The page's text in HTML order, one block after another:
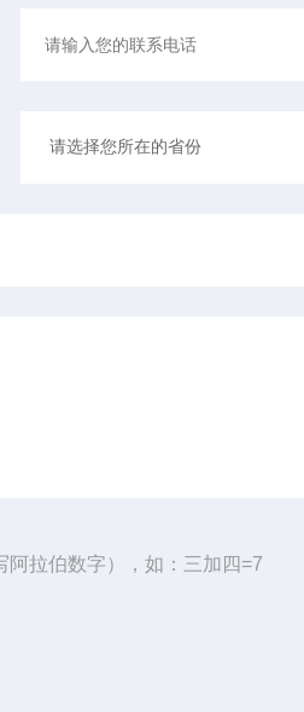
阿拉伯数字），如：三加四=7